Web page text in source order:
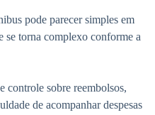
pode parecer simples em
se torna complexo conforme a
controle sobre reembolsos,
de acompanhar despesas